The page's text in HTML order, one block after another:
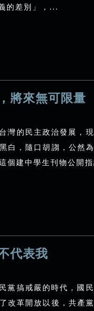
的差別」，...
將來無可限量
灣的民主政治發展，
白，隨口胡謅，公然
個建中學生刊物公開
代表我
黨搞戒嚴的時代，國
改革開放以後，共產